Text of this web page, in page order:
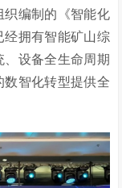
织编制的《智能化
经拥有智能矿山综
、设备全生命周期
数智化转型提供全